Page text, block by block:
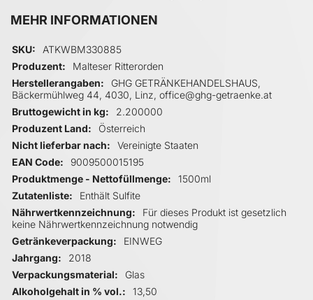
MEHR INFORMATIONEN
Mehr Informationen
SKU
ATKWBM330885
Produzent
Malteser Ritterorden
Herstellerangaben
GHG GETRÄNKEHANDELSHAUS,
Bäckermühlweg 44, 4030, Linz, office@ghg-getraenke.at
Bruttogewicht in kg
2.200000
Produzent Land
Österreich
Nicht lieferbar nach
Vereinigte Staaten
EAN Code
9009500015195
Produktmenge - Nettofüllmenge
1500ml
Zutatenliste
Enthält Sulfite
Nährwertkennzeichnung
Für dieses Produkt ist gesetzlich
keine Nährwertkennzeichnung notwendig
Getränkeverpackung
EINWEG
Jahrgang
2018
Verpackungsmaterial
Glas
Alkoholgehalt in % vol.
13,50